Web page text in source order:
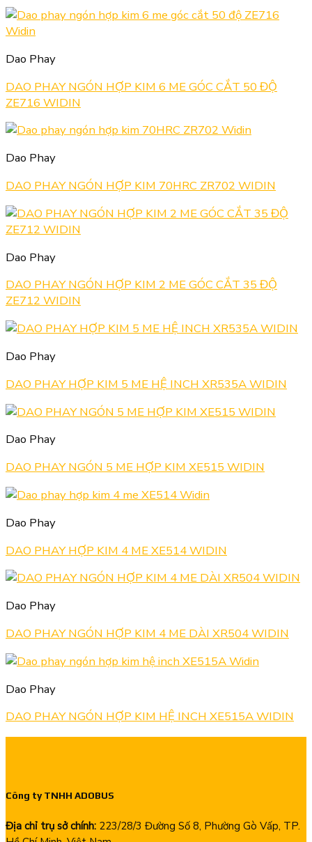
Dao Phay
DAO PHAY NGÓN HỢP KIM 6 ME GÓC CẮT 50 ĐỘ
ZE716 WIDIN
Dao Phay
DAO PHAY NGÓN HỢP KIM 70HRC ZR702 WIDIN
Dao Phay
DAO PHAY NGÓN HỢP KIM 2 ME GÓC CẮT 35 ĐỘ
ZE712 WIDIN
Dao Phay
DAO PHAY HỢP KIM 5 ME HỆ INCH XR535A WIDIN
Dao Phay
DAO PHAY NGÓN 5 ME HỢP KIM XE515 WIDIN
Dao Phay
DAO PHAY HỢP KIM 4 ME XE514 WIDIN
Dao Phay
DAO PHAY NGÓN HỢP KIM 4 ME DÀI XR504 WIDIN
Dao Phay
DAO PHAY NGÓN HỢP KIM HỆ INCH XE515A WIDIN
Công ty TNHH ADOBUS
Địa chỉ trụ sở chính: 223/28/3 Đường Số 8, Phường Gò Vấp, TP.